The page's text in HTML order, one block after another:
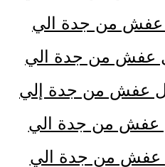
عفش من جدة الي
عفش من جدة الي
عفش من جدة إلي
عفش من جدة الي
عفش من جدة الي